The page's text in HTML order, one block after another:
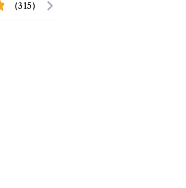
(315)